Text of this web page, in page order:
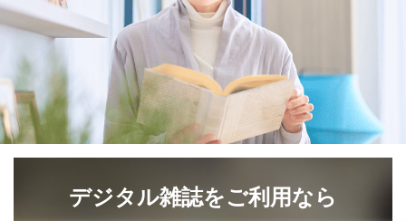
デジタル雑誌をご利用なら